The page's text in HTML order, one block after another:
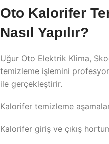
Oto Kalorifer
Nasıl Yapılır?
Uğur Oto Elektrik Klima,
temizleme işlemini
ile gerçekleştirir.
Kalorifer temizleme
Kalorifer giriş ve çıkış